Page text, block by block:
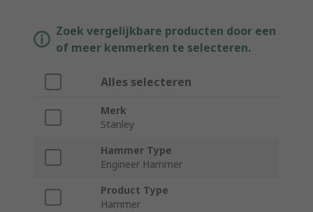
Zoek vergelijkbare producten door een
of meer kenmerken te selecteren.
Alles selecteren
Merk
Stanley
Hammer Type
Engineer Hammer
Product Type
Hammer